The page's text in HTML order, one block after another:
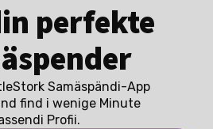
perfekte
Samäspändi-App
find i wenige Minute
Profii.